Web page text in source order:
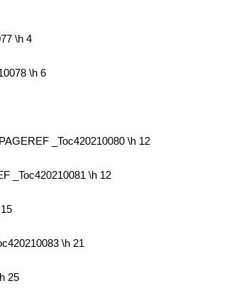
\h 4
\h 6
_Toc420210080 \h 12
_Toc420210081 \h 12
\h 21
25